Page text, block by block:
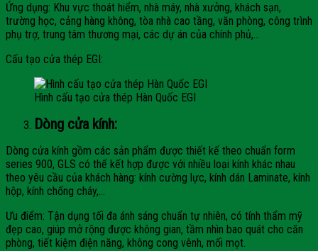
Ứng dụng: Khu vực thoát hiểm, nhà máy, nhà xưởng, khách sạn,
trường học, cảng hàng không, tòa nhà cao tầng, văn phòng, công trình
phụ trợ, trung tâm thương mại, các dự án của chính phủ,…
Cấu tạo cửa thép EGI:
Hình cấu tạo cửa thép Hàn Quốc EGI
Dòng cửa kính:
Dòng cửa kính gồm các sản phẩm được thiết kế theo chuẩn form
series 900, GLS có thể kết hợp được với nhiều loại kính khác nhau
theo yêu cầu của khách hàng: kính cường lực, kính dán Laminate, kính
hộp, kính chống cháy,…
Ưu điểm: Tận dụng tối đa ánh sáng chuẩn tự nhiên, có tính thẩm mỹ
đẹp cao, giúp mở rộng được không gian, tầm nhìn bao quát cho căn
phòng, tiết kiệm điện năng, không cong vênh, mối mọt.